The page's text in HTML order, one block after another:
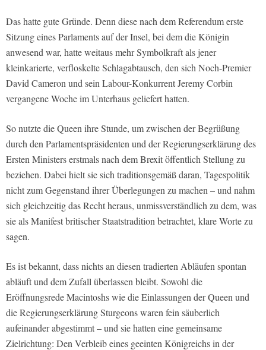
Das hatte gute Gründe. Denn diese nach dem Referendum erste
Sitzung eines Parlaments auf der Insel, bei dem die Königin
anwesend war, hatte weitaus mehr Symbolkraft als jener
kleinkarierte, verfloskelte Schlagabtausch, den sich Noch-Premier
David Cameron und sein Labour-Konkurrent Jeremy Corbin
vergangene Woche im Unterhaus geliefert hatten.
So nutzte die Queen ihre Stunde, um zwischen der Begrüßung
durch den Parlamentspräsidenten und der Regierungserklärung des
Ersten Ministers erstmals nach dem Brexit öffentlich Stellung zu
beziehen. Dabei hielt sie sich traditionsgemäß daran, Tagespolitik
nicht zum Gegenstand ihrer Überlegungen zu machen – und nahm
sich gleichzeitig das Recht heraus, unmissverständlich zu dem, was
sie als Manifest britischer Staatstradition betrachtet, klare Worte zu
sagen.
Es ist bekannt, dass nichts an diesen tradierten Abläufen spontan
abläuft und dem Zufall überlassen bleibt. Sowohl die
Eröffnungsrede Macintoshs wie die Einlassungen der Queen und
die Regierungserklärung Sturgeons waren fein säuberlich
aufeinander abgestimmt – und sie hatten eine gemeinsame
Zielrichtung: Den Verbleib eines geeinten Königreichs in der